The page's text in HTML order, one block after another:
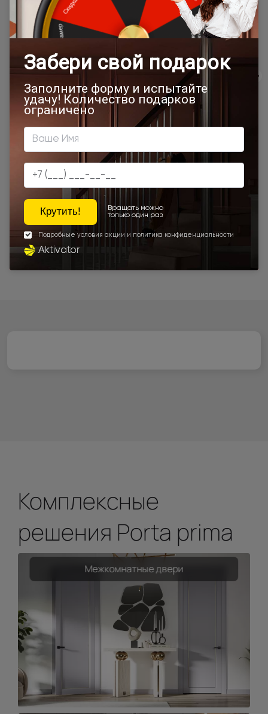
Программы
Экологичность
Комплексные
решения Porta prima
Межкомнатные двери